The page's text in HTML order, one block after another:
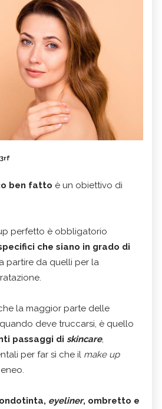
ben fatto è un obiettivo di
perfetto è obbligatorio
che siano in grado di
partire da quelli per la
la maggior parte delle
deve truccarsi, è quello
passaggi di skincare,
per far sì che il make up
eyeliner, ombretto e